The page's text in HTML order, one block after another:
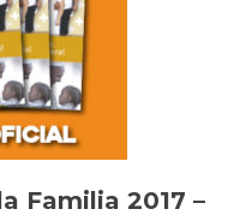
Familia 2017 –